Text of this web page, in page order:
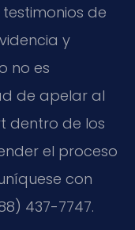
de
y
no es
de apelar al
dentro de los
el proceso
con
437-7747.